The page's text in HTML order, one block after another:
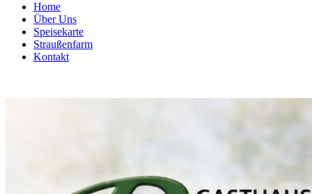
Home
Über Uns
Speisekarte
Straußenfarm
Kontakt